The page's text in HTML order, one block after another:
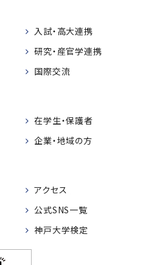
入試・高大連携
研究・産官学連携
国際交流
在学生・保護者
企業・地域の方
アクセス
公式SNS一覧
神戸大学検定